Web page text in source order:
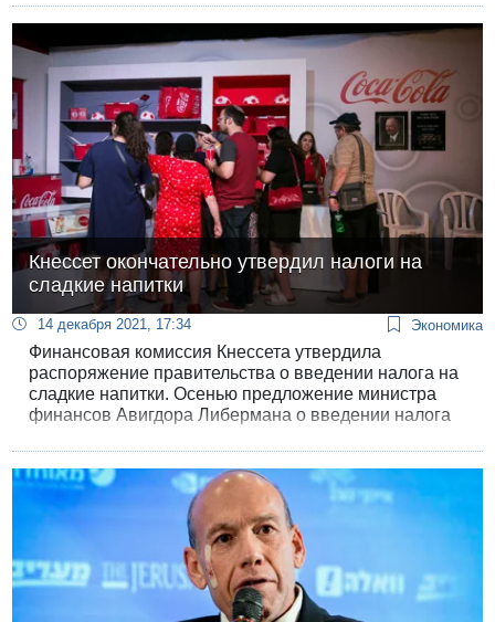
— они хотят моей крови, — сказал Аббас в
интервью 12 каналу. — Это тяжелое чувство, когда
тебе угрожают, и ты должен везде ходить с
охранником. Я согласился с просьбой офицера
Кнессета».
Кнессет окончательно утвердил налоги на
сладкие напитки
14 декабря 2021, 17:34 Экономика
Финансовая комиссия Кнессета утвердила
распоряжение правительства о введении налога на
сладкие напитки. Осенью предложение министра
финансов Авигдора Либермана о введении налога
хозяйственном регулировании.